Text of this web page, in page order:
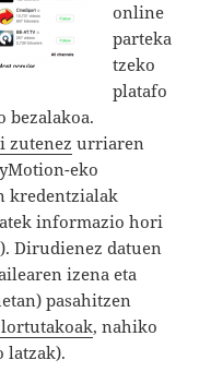
online
parteka
tzeko
platafo
bezalakoa.
zutenez urriaren
eko
kredentzialak
informazio hori
Dirudienez datuen
izena eta
pasahitzen
, nahiko
latzak).